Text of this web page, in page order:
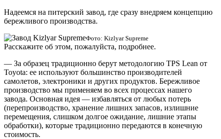
Надеемся на питерский завод, где сразу внедряем концепцию
бережливого производства.
Фото: Kizlyar Supreme
Расскажите об этом, пожалуйста, подробнее.
— За образец традиционно берут методологию TPS Lean от
Toyota: ее используют большинство производителей
самолетов, электроники и других продуктов. Бережливое
производство мы применяем во всех процессах нашего
завода. Основная идея — избавляться от любых потерь
(перепроизводство, хранение лишних запасов, излишние
перемещения, слишком долгое ожидание, лишние этапы
обработки), которые традиционно передаются в конечную
стоимость.